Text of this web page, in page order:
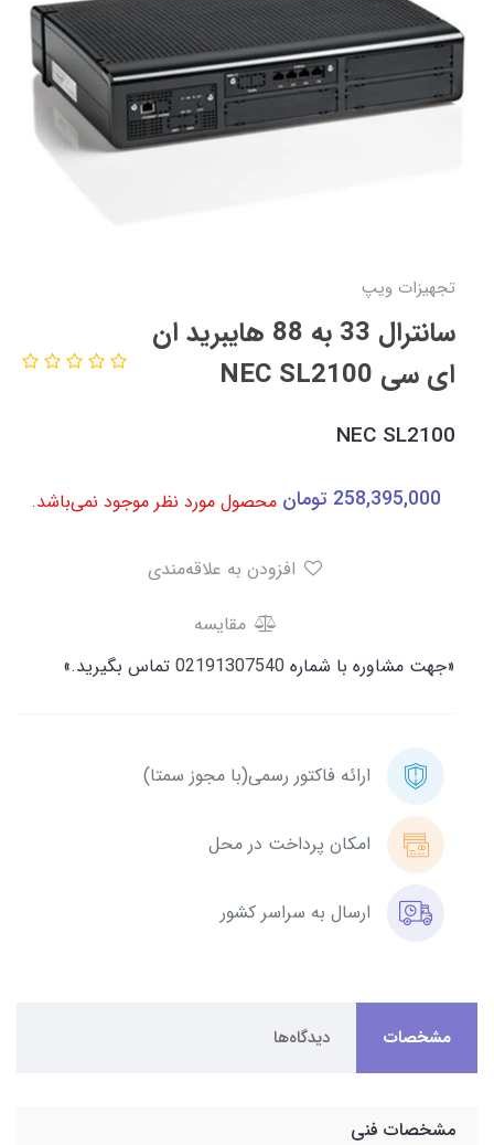
تجهیزات ویپ
سانترال 33 به 88 هایبرید ان
ای سی NEC SL2100
NEC SL2100
258,395,000 تومان محصول مورد نظر موجود نمی‌باشد.
مقایسه
«جهت مشاوره با شماره 02191307540 تماس بگیرید.»
ارائه فاکتور رسمی(با مجوز سمتا)
امکان پرداخت در محل
ارسال به سراسر کشور
مشخصات دیدگاه‌ها
مشخصات فنی